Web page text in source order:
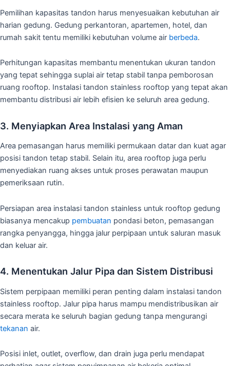
Pemilihan kapasitas tandon harus menyesuaikan kebutuhan air
harian gedung. Gedung perkantoran, apartemen, hotel, dan
rumah sakit tentu memiliki kebutuhan volume air berbeda.
Perhitungan kapasitas membantu menentukan ukuran tandon
yang tepat sehingga suplai air tetap stabil tanpa pemborosan
ruang rooftop. Instalasi tandon stainless rooftop yang tepat akan
membantu distribusi air lebih efisien ke seluruh area gedung.
3. Menyiapkan Area Instalasi yang Aman
Area pemasangan harus memiliki permukaan datar dan kuat agar
posisi tandon tetap stabil. Selain itu, area rooftop juga perlu
menyediakan ruang akses untuk proses perawatan maupun
pemeriksaan rutin.
Persiapan area instalasi tandon stainless untuk rooftop gedung
biasanya mencakup pembuatan pondasi beton, pemasangan
rangka penyangga, hingga jalur perpipaan untuk saluran masuk
dan keluar air.
4. Menentukan Jalur Pipa dan Sistem Distribusi
Sistem perpipaan memiliki peran penting dalam instalasi tandon
stainless rooftop. Jalur pipa harus mampu mendistribusikan air
secara merata ke seluruh bagian gedung tanpa mengurangi
tekanan air.
Posisi inlet, outlet, overflow, dan drain juga perlu mendapat